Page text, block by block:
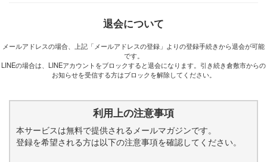
退会について
メールアドレスの場合、上記「メールアドレスの登録」よりの登録手続きから退会が可能
です。
LINEの場合は、LINEアカウントをブロックすると退会になります。引き続き倉敷市からの
お知らせを受信する方はブロックを解除してください。
利用上の注意事項
本サービスは無料で提供されるメールマガジンです。
登録を希望される方は以下の注意事項を確認してください。